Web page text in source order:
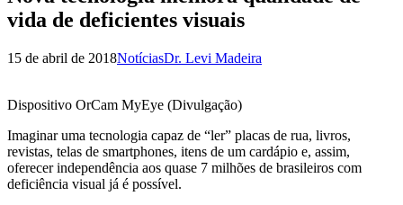
vida de deficientes visuais
15 de abril de 2018NotíciasDr. Levi Madeira
Dispositivo OrCam MyEye (Divulgação)
Imaginar uma tecnologia capaz de “ler” placas de rua, livros,
revistas, telas de smartphones, itens de um cardápio e, assim,
oferecer independência aos quase 7 milhões de brasileiros com
deficiência visual já é possível.